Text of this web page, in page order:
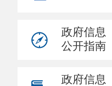
政府信息
公开指南
政府信息